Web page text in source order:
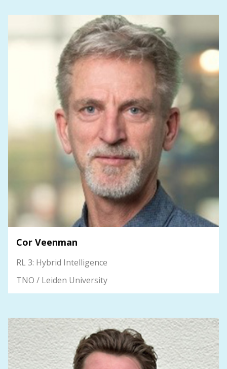
Cor Veenman
RL 3: Hybrid Intelligence
TNO / Leiden University